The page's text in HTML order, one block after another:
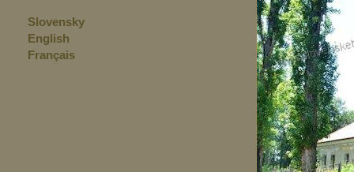
Slovensky
English
Français